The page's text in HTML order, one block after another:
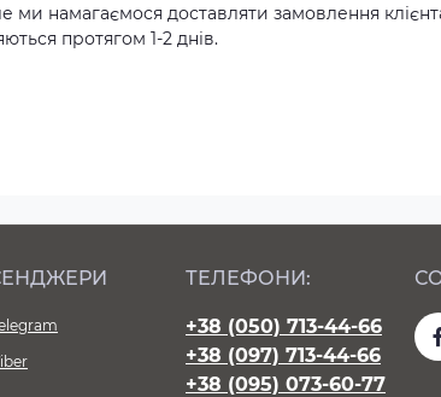
ми намагаємося доставляти замовлення
протягом 1-2 днів.
ТЕЛЕФОНИ:
+38 (050) 713-44-66
+38 (097) 713-44-66
+38 (095) 073-60-77